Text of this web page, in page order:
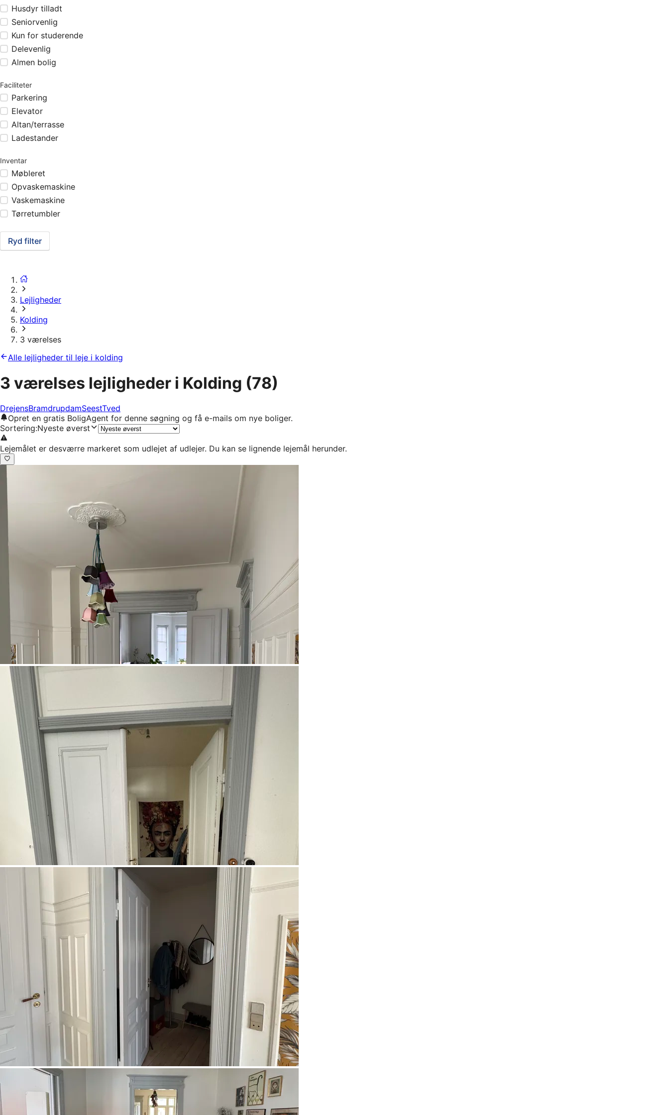
Husdyr tilladt
Seniorvenlig
Kun for studerende
Delevenlig
Almen bolig
Faciliteter
Parkering
Elevator
Altan/terrasse
Ladestander
Inventar
Møbleret
Opvaskemaskine
Vaskemaskine
Tørretumbler
Ryd filter
Lejligheder
Kolding
3 værelses
Alle lejligheder til leje i kolding
3 værelses lejligheder i Kolding (78)
DrejensBramdrupdamSeestTved
Opret en gratis BoligAgent for denne søgning og få e-mails om nye boliger.
Sortering:Nyeste øverst
Lejemålet er desværre markeret som udlejet af udlejer. Du kan se lignende lejemål herunder.